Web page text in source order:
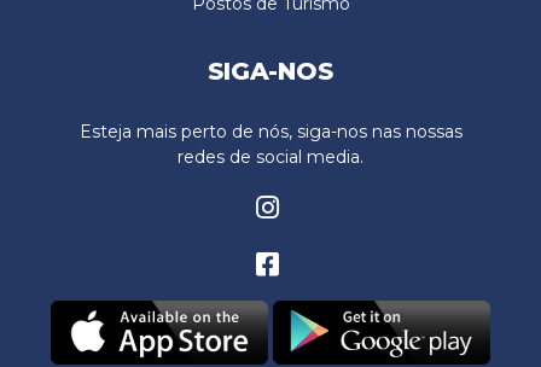
SIGA-NOS
Esteja mais perto de nós, siga-nos nas nossas
redes de social media.